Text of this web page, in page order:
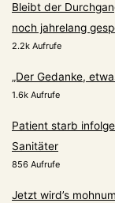
Bleibt der
noch jahrelang
2.2k Aufrufe
„Der Gedanke,
1.6k Aufrufe
Patient starb
Sanitäter
856 Aufrufe
Jetzt wird’s